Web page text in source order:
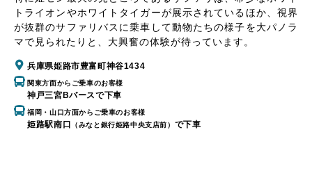
トライオンやホワイトタイガーが展示されているほか、視界
が抜群のサファリバスに乗車して動物たちの様子を大パノラ
マで見られたりと、大興奮の体験が待っています。
兵庫県姫路市豊富町神谷1434
関東方面からご乗車のお客様
神戸三宮Bバースで下車
福岡・山口方面からご乗車のお客様
姫路駅南口 （みなと銀行姫路中央支店前） で下車